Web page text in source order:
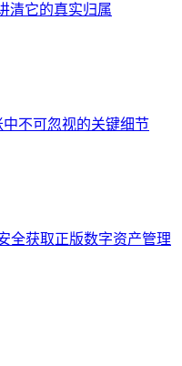
清它的真实归属
不可忽视的关键细节
全获取正版数字资产管理